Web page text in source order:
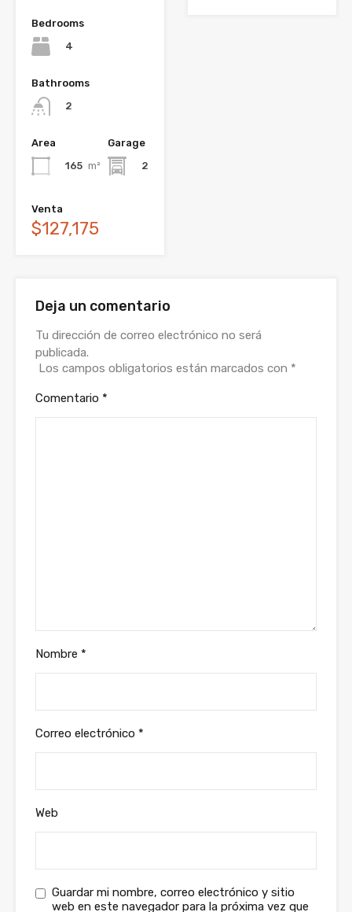
Bedrooms
4
Bathrooms
2
Area
165 m²
Garage
2
Venta
$127,175
Deja un comentario
Tu dirección de correo electrónico no será
publicada.
Los campos obligatorios están marcados con *
Comentario *
Nombre *
Correo electrónico *
Web
Guardar mi nombre, correo electrónico y sitio
web en este navegador para la próxima vez que